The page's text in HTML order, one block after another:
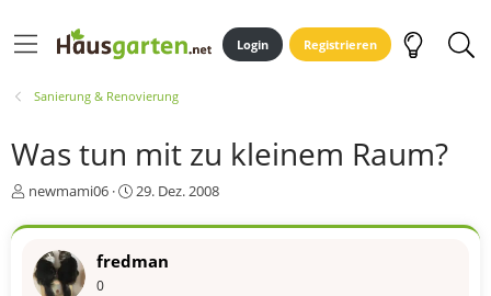
Login Registrieren
Sanierung & Renovierung
Was tun mit zu kleinem Raum?
E
s
e
newmami06
E
s
e
29. Dez. 2008
fredman
0